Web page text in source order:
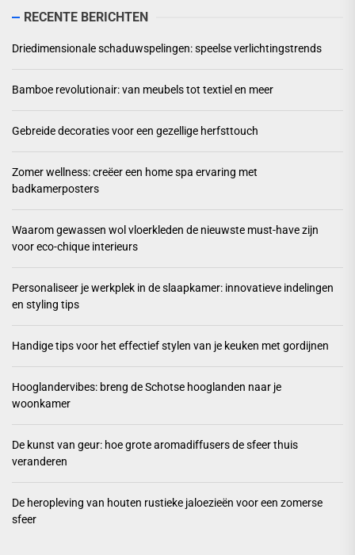
RECENTE BERICHTEN
Driedimensionale schaduwspelingen: speelse verlichtingstrends
Bamboe revolutionair: van meubels tot textiel en meer
Gebreide decoraties voor een gezellige herfsttouch
Zomer wellness: creëer een home spa ervaring met
badkamerposters
Waarom gewassen wol vloerkleden de nieuwste must-have zijn
voor eco-chique interieurs
Personaliseer je werkplek in de slaapkamer: innovatieve indelingen
en styling tips
Handige tips voor het effectief stylen van je keuken met gordijnen
Hooglandervibes: breng de Schotse hooglanden naar je
woonkamer
De kunst van geur: hoe grote aromadiffusers de sfeer thuis
veranderen
De heropleving van houten rustieke jaloezieën voor een zomerse
sfeer